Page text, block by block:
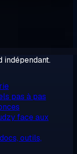
indépendant.
pas à pas
face aux
outils,